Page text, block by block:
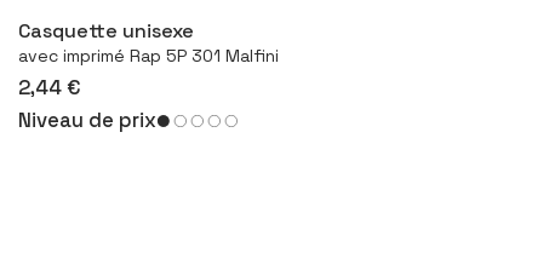
Casquette unisexe
avec imprimé Rap 5P 301 Malfini
2,44 €
Niveau de prix